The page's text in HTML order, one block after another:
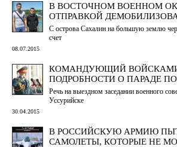
В ВОСТОЧНОМ ВОЕННОМ
ОТПРАВКОЙ
С острова Сахалин на большую землю
счет
08.07.2015
КОМАНДУЮЩИЙ ВОЙСКАМИ
ПОДРОБНОСТИ О ПАРАДЕ
Речь на выездном заседании военного
Уссурийске
30.04.2015
В РОССИЙСКУЮ АРМИЮ
САМОЛЕТЫ, КОТОРЫЕ НЕ